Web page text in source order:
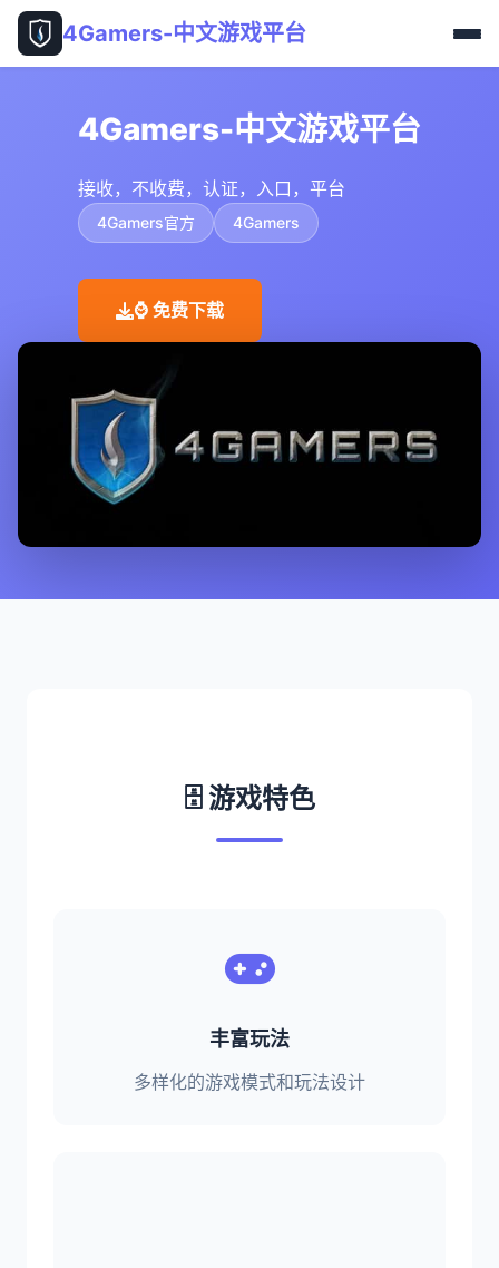
4Gamers-中文游戏平台
4Gamers-中文游戏平台
接收，不收费，认证，入口，平台
4Gamers官方 4Gamers
⌚ 免费下载
🗄️ 游戏特色
丰富玩法
多样化的游戏模式和玩法设计